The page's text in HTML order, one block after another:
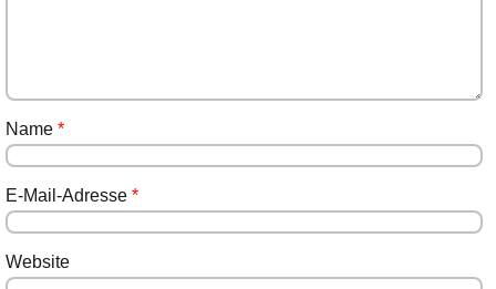
Name *
E-Mail-Adresse *
Website